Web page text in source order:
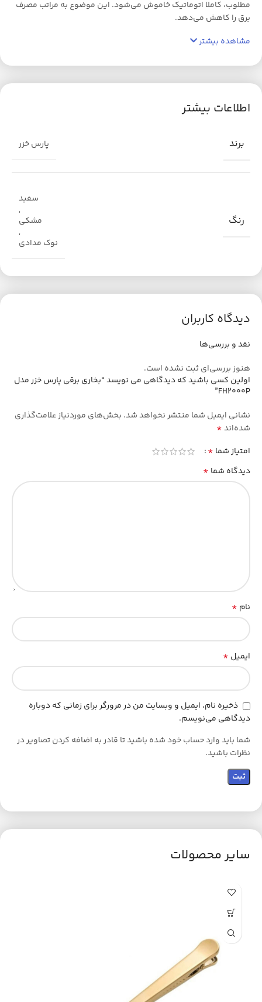
مطلوب، کاملا اتوماتیک خاموش می‌شود. این موضوع به مراتب مصرف
برق را کاهش می‌دهد.
مشاهده بیشتر
اطلاعات بیشتر
برند پارس خزر
رنگ
سفید
,
مشکی
,
نوک مدادی
دیدگاه کاربران
نقد و بررسی‌ها
هنوز بررسی‌ای ثبت نشده است.
اولین کسی باشید که دیدگاهی می نویسد “بخاری برقی پارس خزر مدل
FH2000P”
نشانی ایمیل شما منتشر نخواهد شد. بخش‌های موردنیاز علامت‌گذاری
شده‌اند*
امتیاز شما *
دیدگاه شما *
نام *
ایمیل *
ذخیره نام، ایمیل و وبسایت من در مرورگر برای زمانی که دوباره
دیدگاهی می‌نویسم.
شما باید وارد حساب خود شده باشید تا قادر به اضافه کردن تصاویر در
نظرات باشید.
سایر محصولات